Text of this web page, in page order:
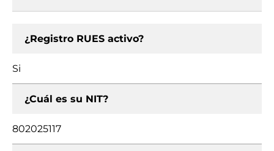
¿Registro RUES activo?
Si
¿Cuál es su NIT?
802025117